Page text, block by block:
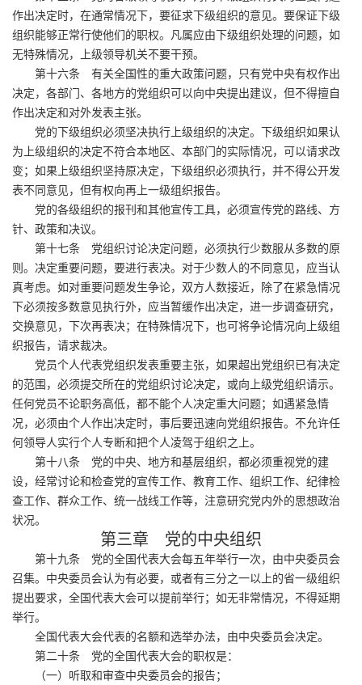
作出决定时，在通常情况下，要征求下级组织的意见。要保证下级
组织能够正常行使他们的职权。凡属应由下级组织处理的问题，如
无特殊情况，上级领导机关不要干预。
第十六条 有关全国性的重大政策问题，只有党中央有权作出
决定，各部门、各地方的党组织可以向中央提出建议，但不得擅自
作出决定和对外发表主张。
党的下级组织必须坚决执行上级组织的决定。下级组织如果认
为上级组织的决定不符合本地区、本部门的实际情况，可以请求改
变；如果上级组织坚持原决定，下级组织必须执行，并不得公开发
表不同意见，但有权向再上一级组织报告。
党的各级组织的报刊和其他宣传工具，必须宣传党的路线、方
针、政策和决议。
第十七条 党组织讨论决定问题，必须执行少数服从多数的原
则。决定重要问题，要进行表决。对于少数人的不同意见，应当认
真考虑。如对重要问题发生争论，双方人数接近，除了在紧急情况
下必须按多数意见执行外，应当暂缓作出决定，进一步调查研究，
交换意见，下次再表决；在特殊情况下，也可将争论情况向上级组
织报告，请求裁决。
党员个人代表党组织发表重要主张，如果超出党组织已有决定
的范围，必须提交所在的党组织讨论决定，或向上级党组织请示。
任何党员不论职务高低，都不能个人决定重大问题；如遇紧急情
况，必须由个人作出决定时，事后要迅速向党组织报告。不允许任
何领导人实行个人专断和把个人凌驾于组织之上。
第十八条 党的中央、地方和基层组织，都必须重视党的建
设，经常讨论和检查党的宣传工作、教育工作、组织工作、纪律检
查工作、群众工作、统一战线工作等，注意研究党内外的思想政治
状况。
第三章 党的中央组织
第十九条 党的全国代表大会每五年举行一次，由中央委员会
召集。中央委员会认为有必要，或者有三分之一以上的省一级组织
提出要求，全国代表大会可以提前举行；如无非常情况，不得延期
举行。
全国代表大会代表的名额和选举办法，由中央委员会决定。
第二十条 党的全国代表大会的职权是：
（一）听取和审查中央委员会的报告；